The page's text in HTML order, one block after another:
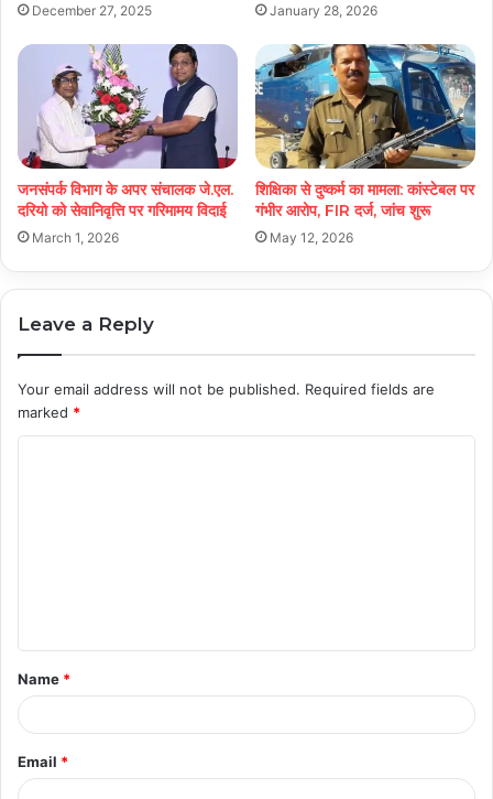
December 27, 2025 January 28, 2026
जनसंपर्क विभाग के अपर संचालक जे.एल.
दरियो को सेवानिवृत्ति पर गरिमामय विदाई
March 1, 2026
शिक्षिका से दुष्कर्म का मामला: कांस्टेबल पर
गंभीर आरोप, FIR दर्ज, जांच शुरू
May 12, 2026
Leave a Reply
Your email address will not be published. Required fields are
marked *
t
*
Name *
Email *